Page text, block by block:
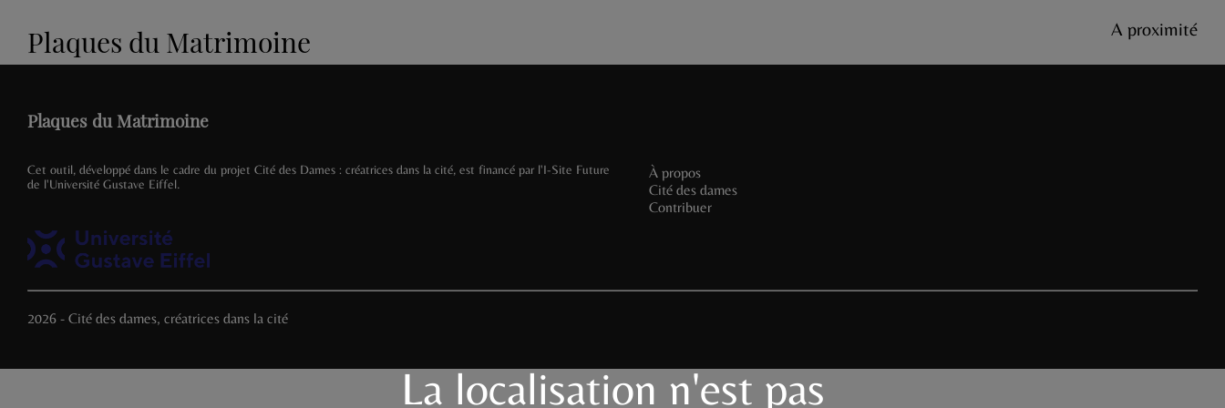
Plaques du Matrimoine A proximité
La localisation n'est pas
Plaques du Matrimoine
Cet outil, développé dans le cadre du projet Cité des Dames : créatrices dans la cité, est financé par l'I-Site Future
de l'Université Gustave Eiffel.
À propos
Cité des dames
Contribuer
2026 - Cité des dames, créatrices dans la cité